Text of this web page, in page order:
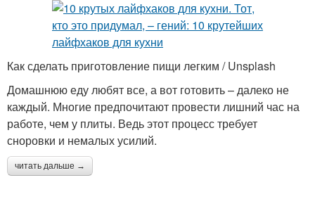
Как сделать приготовление пищи легким / Unsplash
Домашнюю еду любят все, а вот готовить – далеко не
каждый. Многие предпочитают провести лишний час на
работе, чем у плиты. Ведь этот процесс требует
сноровки и немалых усилий.
читать дальше →